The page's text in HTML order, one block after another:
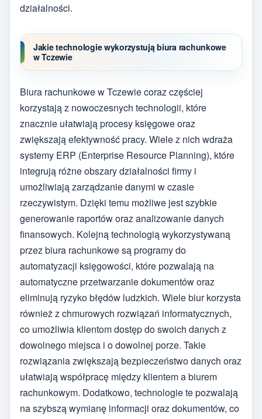
działalności.
Jakie technologie wykorzystują biura rachunkowe
w Tczewie
Biura rachunkowe w Tczewie coraz częściej
korzystają z nowoczesnych technologii, które
znacznie ułatwiają procesy księgowe oraz
zwiększają efektywność pracy. Wiele z nich wdraża
systemy ERP (Enterprise Resource Planning), które
integrują różne obszary działalności firmy i
umożliwiają zarządzanie danymi w czasie
rzeczywistym. Dzięki temu możliwe jest szybkie
generowanie raportów oraz analizowanie danych
finansowych. Kolejną technologią wykorzystywaną
przez biura rachunkowe są programy do
automatyzacji księgowości, które pozwalają na
automatyczne przetwarzanie dokumentów oraz
eliminują ryzyko błędów ludzkich. Wiele biur korzysta
również z chmurowych rozwiązań informatycznych,
co umożliwia klientom dostęp do swoich danych z
dowolnego miejsca i o dowolnej porze. Takie
rozwiązania zwiększają bezpieczeństwo danych oraz
ułatwiają współpracę między klientem a biurem
rachunkowym. Dodatkowo, technologie te pozwalają
na szybszą wymianę informacji oraz dokumentów, co